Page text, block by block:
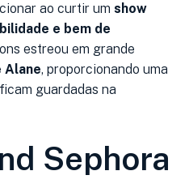
ao curtir um show
e bem de
estreou em grande
Alane, proporcionando uma
guardadas na
Sephora